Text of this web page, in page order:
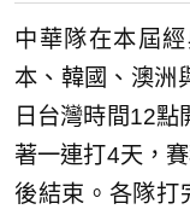
中華隊在本屆
本、韓國、澳洲
日台灣時間12點
著一連打4天，
後結束。各隊打